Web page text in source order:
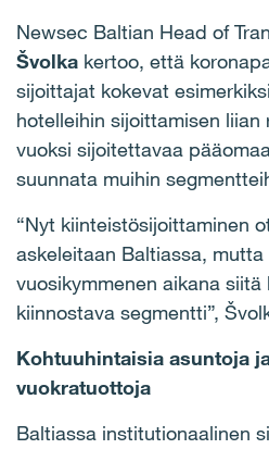
Newsec Baltian Head of
Švolka kertoo, että
sijoittajat kokevat
hotelleihin sijoittamisen liian
vuoksi sijoitettavaa
suunnata muihin
“Nyt kiinteistösijoittaminen
askeleitaan Baltiassa,
vuosikymmenen aikana
kiinnostava segmentti”,
Kohtuuhintaisia asuntoja
vuokratuottoja
Baltiassa institutionaalinen